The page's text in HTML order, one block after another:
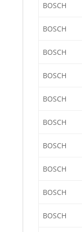
BOSCH
BOSCH
BOSCH
BOSCH
BOSCH
BOSCH
BOSCH
BOSCH
BOSCH
BOSCH